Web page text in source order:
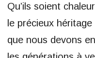
Qu’ils soient
le précieux
que nous devons